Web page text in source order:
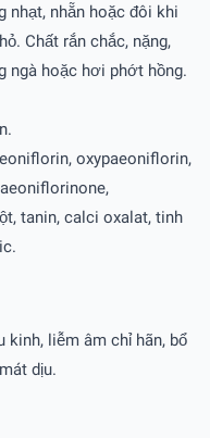
nhạt, nhẵn hoặc đôi khi
Chất rắn chắc, nặng,
ngà hoặc hơi phớt hồng.
oxypaeoniflorin,
tanin, calci oxalat, tinh
kinh, liễm âm chỉ hãn, bổ
dịu.